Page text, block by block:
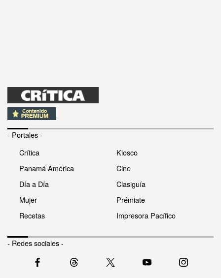
- Portales -
Crítica
Panamá América
Día a Día
Mujer
Recetas
Kiosco
Cine
Clasiguía
Prémiate
Impresora Pacífico
- Redes sociales -